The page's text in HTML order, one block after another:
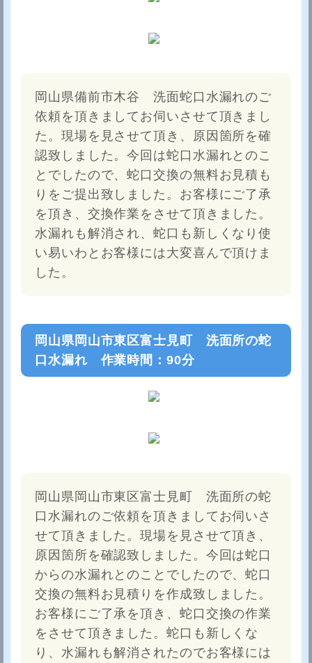
岡山県備前市木谷 洗面蛇口水漏れのご
依頼を頂きましてお伺いさせて頂きまし
た。現場を見させて頂き、原因箇所を確
認致しました。今回は蛇口水漏れとのこ
とでしたので、蛇口交換の無料お見積も
りをご提出致しました。お客様にご了承
を頂き、交換作業をさせて頂きました。
水漏れも解消され、蛇口も新しくなり使
い易いわとお客様には大変喜んで頂けま
した。
岡山県岡山市東区富士見町 洗面所の蛇
口水漏れ 作業時間：90分
岡山県岡山市東区富士見町 洗面所の蛇
口水漏れのご依頼を頂きましてお伺いさ
せて頂きました。現場を見させて頂き、
原因箇所を確認致しました。今回は蛇口
からの水漏れとのことでしたので、蛇口
交換の無料お見積りを作成致しました。
お客様にご了承を頂き、蛇口交換の作業
をさせて頂きました。蛇口も新しくな
り、水漏れも解消されたのでお客様には